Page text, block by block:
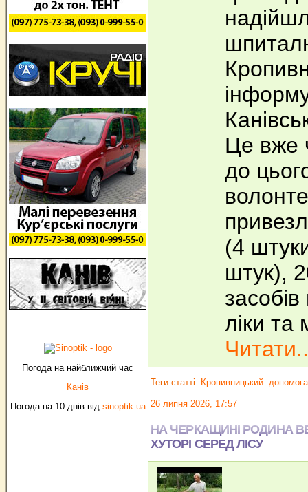
Погода на найближчий час
Канів
Погода на 10 днів від sinoptik.ua
Це вже
до
(4
штук),
засобів
ліки та
Теги статті: Кропивницький допомога
26 липня 2026, 17:57
НА ЧЕРКАЩИНІ РОДИНА
ХУТОРІ СЕРЕД ЛІСУ